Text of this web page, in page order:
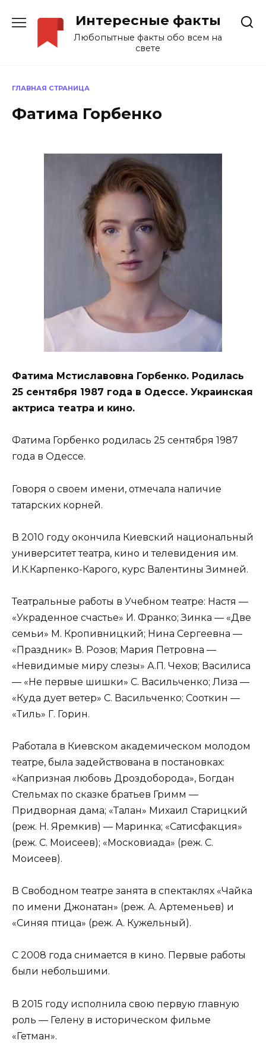
содержанию
Интересные факты
Любопытные факты обо всем на
свете
ГЛАВНАЯ СТРАНИЦА
Фатима Горбенко
Фатима Мстиславовна Горбенко. Родилась
25 сентября 1987 года в Одессе. Украинская
актриса театра и кино.
Фатима Горбенко родилась 25 сентября 1987
года в Одессе.
Говоря о своем имени, отмечала наличие
татарских корней.
В 2010 году окончила Киевский национальный
университет театра, кино и телевидения им.
И.К.Карпенко-Карого, курс Валентины Зимней.
Театральные работы в Учебном театре: Настя —
«Украденное счастье» И. Франко; Зинка — «Две
семьи» М. Кропивницкий; Нина Сергеевна —
«Праздник» В. Розов; Мария Петровна —
«Невидимые миру слезы» А.П. Чехов; Василиса
— «Не первые шишки» С. Васильченко; Лиза —
«Куда дует ветер» С. Васильченко; Сооткин —
«Тиль» Г. Горин.
Работала в Киевском академическом молодом
театре, была задействована в постановках:
«Капризная любовь Дроздоборода», Богдан
Стельмах по сказке братьев Гримм —
Придворная дама; «Талан» Михаил Старицкий
(реж. Н. Яремкив) — Маринка; «Сатисфакция»
(реж. С. Моисеев); «Московиада» (реж. С.
Моисеев).
В Свободном театре занята в спектаклях «Чайка
по имени Джонатан» (реж. А. Артеменьев) и
«Синяя птица» (реж. А. Кужельный).
С 2008 года снимается в кино. Первые работы
были небольшими.
В 2015 году исполнила свою первую главную
роль — Гелену в историческом фильме
«Гетман».